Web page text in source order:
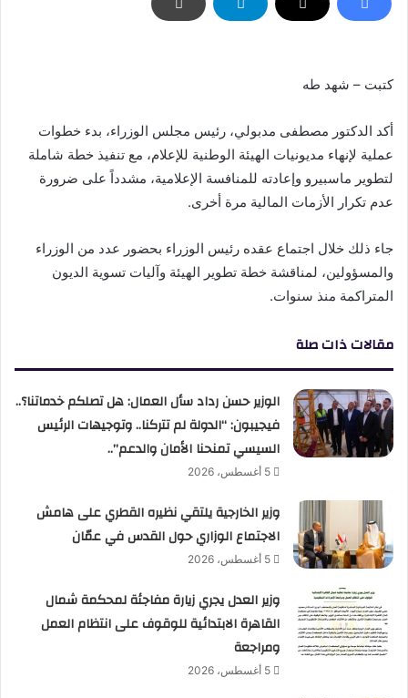
كتبت – شهد طه
أكد الدكتور مصطفى مدبولي، رئيس مجلس الوزراء، بدء خطوات
عملية لإنهاء مديونيات الهيئة الوطنية للإعلام، مع تنفيذ خطة شاملة
لتطوير ماسبيرو وإعادته للمنافسة الإعلامية، مشدداً على ضرورة
عدم تكرار الأزمات المالية مرة أخرى.
جاء ذلك خلال اجتماع عقده رئيس الوزراء بحضور عدد من الوزراء
والمسؤولين، لمناقشة خطة تطوير الهيئة وآليات تسوية الديون
المتراكمة منذ سنوات.
مقالات ذات صلة
الوزير حسن رداد سأل العمال: هل تصلكم خدماتنا؟..
فيجيبون: “الدولة لم تتركنا.. وتوجيهات الرئيس
السيسي تمنحنا الأمان والدعم”..
5 أغسطس، 2026
وزير الخارجية يلتقي نظيره القطري على هامش
الاجتماع الوزاري حول القدس في عمّان
5 أغسطس، 2026
وزير العدل يجري زيارة مفاجئة لمحكمة شمال
القاهرة الابتدائية للوقوف على انتظام العمل
ومراجعة
5 أغسطس، 2026